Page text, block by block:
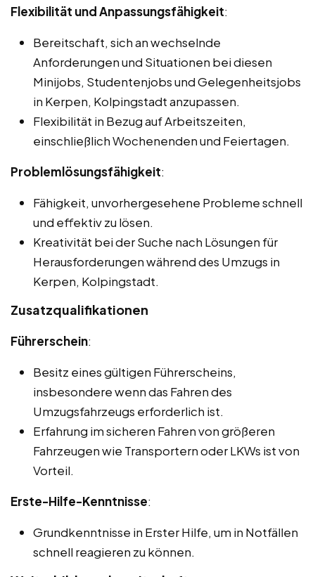
Flexibilität und Anpassungsfähigkeit:
Bereitschaft, sich an wechselnde
Anforderungen und Situationen bei diesen
Minijobs, Studentenjobs und Gelegenheitsjobs
in Kerpen, Kolpingstadt anzupassen.
Flexibilität in Bezug auf Arbeitszeiten,
einschließlich Wochenenden und Feiertagen.
Problemlösungsfähigkeit:
Fähigkeit, unvorhergesehene Probleme schnell
und effektiv zu lösen.
Kreativität bei der Suche nach Lösungen für
Herausforderungen während des Umzugs in
Kerpen, Kolpingstadt.
Zusatzqualifikationen
Führerschein:
Besitz eines gültigen Führerscheins,
insbesondere wenn das Fahren des
Umzugsfahrzeugs erforderlich ist.
Erfahrung im sicheren Fahren von größeren
Fahrzeugen wie Transportern oder LKWs ist von
Vorteil.
Erste-Hilfe-Kenntnisse:
Grundkenntnisse in Erster Hilfe, um in Notfällen
schnell reagieren zu können.